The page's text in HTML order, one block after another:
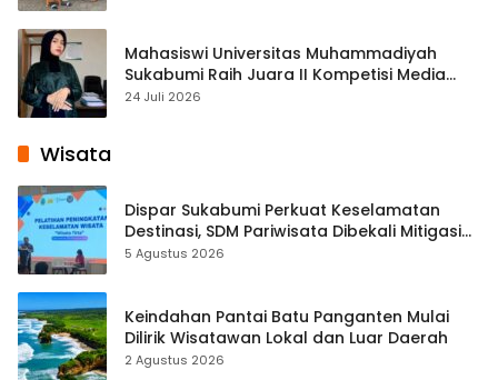
Mahasiswi Universitas Muhammadiyah
Sukabumi Raih Juara II Kompetisi Media
Pembelajaran Digital Tingkat Internasional
24 Juli 2026
Wisata
Dispar Sukabumi Perkuat Keselamatan
Destinasi, SDM Pariwisata Dibekali Mitigasi
hingga Teknik Evakuasi
5 Agustus 2026
Keindahan Pantai Batu Panganten Mulai
Dilirik Wisatawan Lokal dan Luar Daerah
2 Agustus 2026